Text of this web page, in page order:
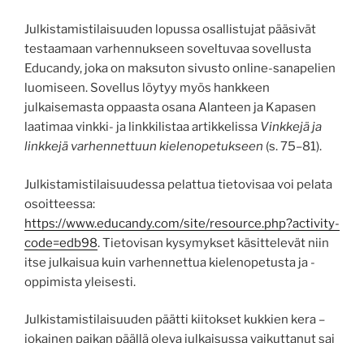
Julkistamistilaisuuden lopussa osallistujat pääsivät
testaamaan varhennukseen soveltuvaa sovellusta
Educandy, joka on maksuton sivusto online-sanapelien
luomiseen. Sovellus löytyy myös hankkeen
julkaisemasta oppaasta osana Alanteen ja Kapasen
laatimaa vinkki- ja linkkilistaa artikkelissa Vinkkejä ja
linkkejä varhennettuun kielenopetukseen (s. 75–81).
Julkistamistilaisuudessa pelattua tietovisaa voi pelata
osoitteessa:
https://www.educandy.com/site/resource.php?activity-
code=edb98. Tietovisan kysymykset käsittelevät niin
itse julkaisua kuin varhennettua kielenopetusta ja -
oppimista yleisesti.
Julkistamistilaisuuden päätti kiitokset kukkien kera –
jokainen paikan päällä oleva julkaisussa vaikuttanut sai